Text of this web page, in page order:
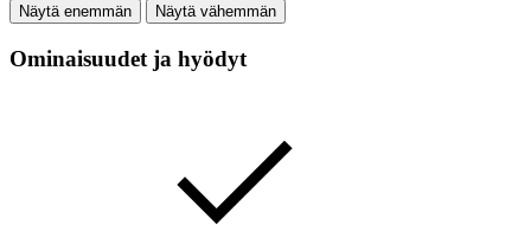
Näytä enemmän Näytä vähemmän
Ominaisuudet ja hyödyt